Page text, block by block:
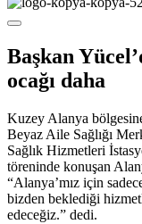
Başkan
ocağı daha
Kuzey Alanya
Beyaz Aile Sağlığı
Sağlık Hizmetleri
töreninde konuşan
“Alanya’mız için
bizden beklediği
edeceğiz.” dedi.